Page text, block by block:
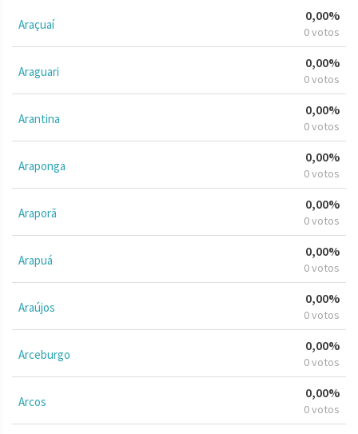
Araçuaí
0,00%
0 votos
Araguari
0,00%
0 votos
Arantina
0,00%
0 votos
Araponga
0,00%
0 votos
Araporã
0,00%
0 votos
Arapuá
0,00%
0 votos
Araújos
0,00%
0 votos
Arceburgo
0,00%
0 votos
Arcos
0,00%
0 votos